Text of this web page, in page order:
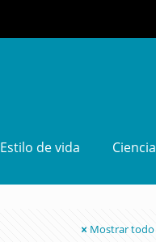
Estilo de vida Ciencia
Mostrar todo